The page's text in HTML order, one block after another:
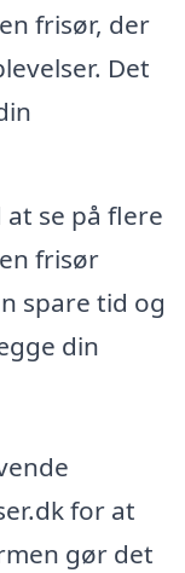
frisør, der
Det
at se på flere
frisør
spare tid og
din
for at
gør det